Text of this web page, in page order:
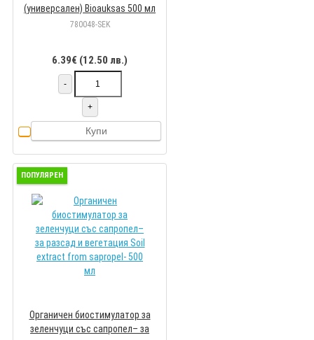
(универсален) Bioauksas 500 мл
780048-SEK
6.39€ (12.50 лв.)
-
+
Купи
ПОПУЛЯРЕН
Органичен биостимулатор за
зеленчуци със сапропел– за